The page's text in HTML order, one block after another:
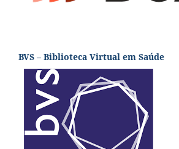
BVS – Biblioteca Virtual em Saúde